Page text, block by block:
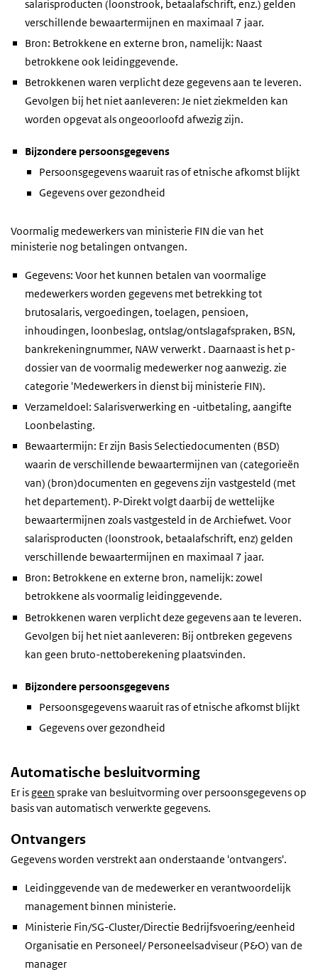
salarisproducten (loonstrook, betaalafschrift, enz.) gelden
verschillende bewaartermijnen en maximaal 7 jaar.
Bron: Betrokkene en externe bron, namelijk: Naast
betrokkene ook leidinggevende.
Betrokkenen waren verplicht deze gegevens aan te leveren.
Gevolgen bij het niet aanleveren: Je niet ziekmelden kan
worden opgevat als ongeoorloofd afwezig zijn.
Bijzondere persoonsgegevens
Persoonsgegevens waaruit ras of etnische afkomst blijkt
Gegevens over gezondheid
Voormalig medewerkers van ministerie FIN die van het
ministerie nog betalingen ontvangen.
Gegevens: Voor het kunnen betalen van voormalige
medewerkers worden gegevens met betrekking tot
brutosalaris, vergoedingen, toelagen, pensioen,
inhoudingen, loonbeslag, ontslag/ontslagafspraken, BSN,
bankrekeningnummer, NAW verwerkt . Daarnaast is het p-
dossier van de voormalig medewerker nog aanwezig. zie
categorie 'Medewerkers in dienst bij ministerie FIN).
Verzameldoel: Salarisverwerking en -uitbetaling, aangifte
Loonbelasting.
Bewaartermijn: Er zijn Basis Selectiedocumenten (BSD)
waarin de verschillende bewaartermijnen van (categorieën
van) (bron)documenten en gegevens zijn vastgesteld (met
het departement). P-Direkt volgt daarbij de wettelijke
bewaartermijnen zoals vastgesteld in de Archiefwet. Voor
salarisproducten (loonstrook, betaalafschrift, enz) gelden
verschillende bewaartermijnen en maximaal 7 jaar.
Bron: Betrokkene en externe bron, namelijk: zowel
betrokkene als voormalig leidinggevende.
Betrokkenen waren verplicht deze gegevens aan te leveren.
Gevolgen bij het niet aanleveren: Bij ontbreken gegevens
kan geen bruto-nettoberekening plaatsvinden.
Bijzondere persoonsgegevens
Persoonsgegevens waaruit ras of etnische afkomst blijkt
Gegevens over gezondheid
Automatische besluitvorming
Er isgeen sprake van besluitvorming over persoonsgegevens op
basis van automatisch verwerkte gegevens.
Ontvangers
Gegevens worden verstrekt aan onderstaande 'ontvangers'.
Leidinggevende van de medewerker en verantwoordelijk
management binnen ministerie.
Ministerie Fin/SG-Cluster/Directie Bedrijfsvoering/eenheid
Organisatie en Personeel/ Personeelsadviseur (P&O) van de
manager